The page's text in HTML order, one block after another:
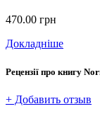
470.00 грн
Докладніше
Рецензії про книгу
+ Добавить отзыв